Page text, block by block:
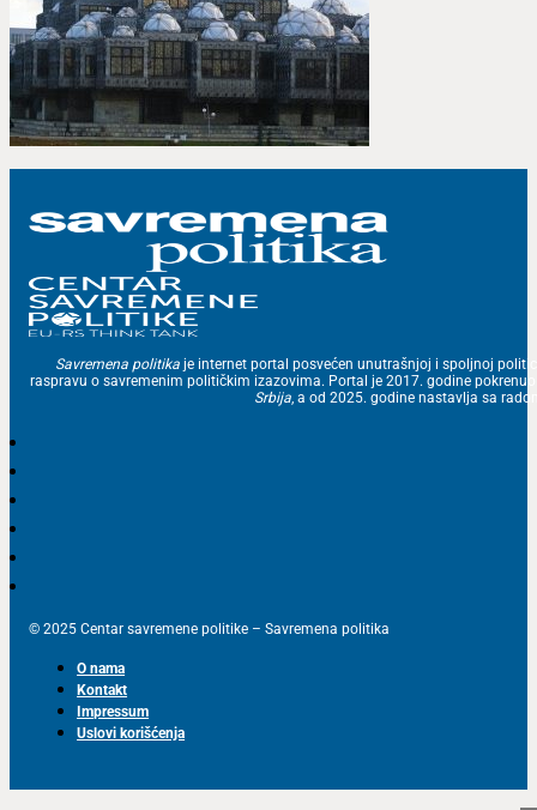
Savremena politika je internet portal posvećen unutrašnjoj i spoljnoj
raspravu o savremenim političkim izazovima. Portal je 2017. godine
Srbija, a od 2025. godine nastavlja sa
© 2025 Centar savremene politike – Savremena politika
O nama
Kontakt
Impressum
Uslovi korišćenja